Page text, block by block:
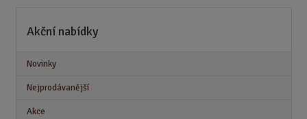
Akční nabídky
Novinky
Nejprodávanější
Akce